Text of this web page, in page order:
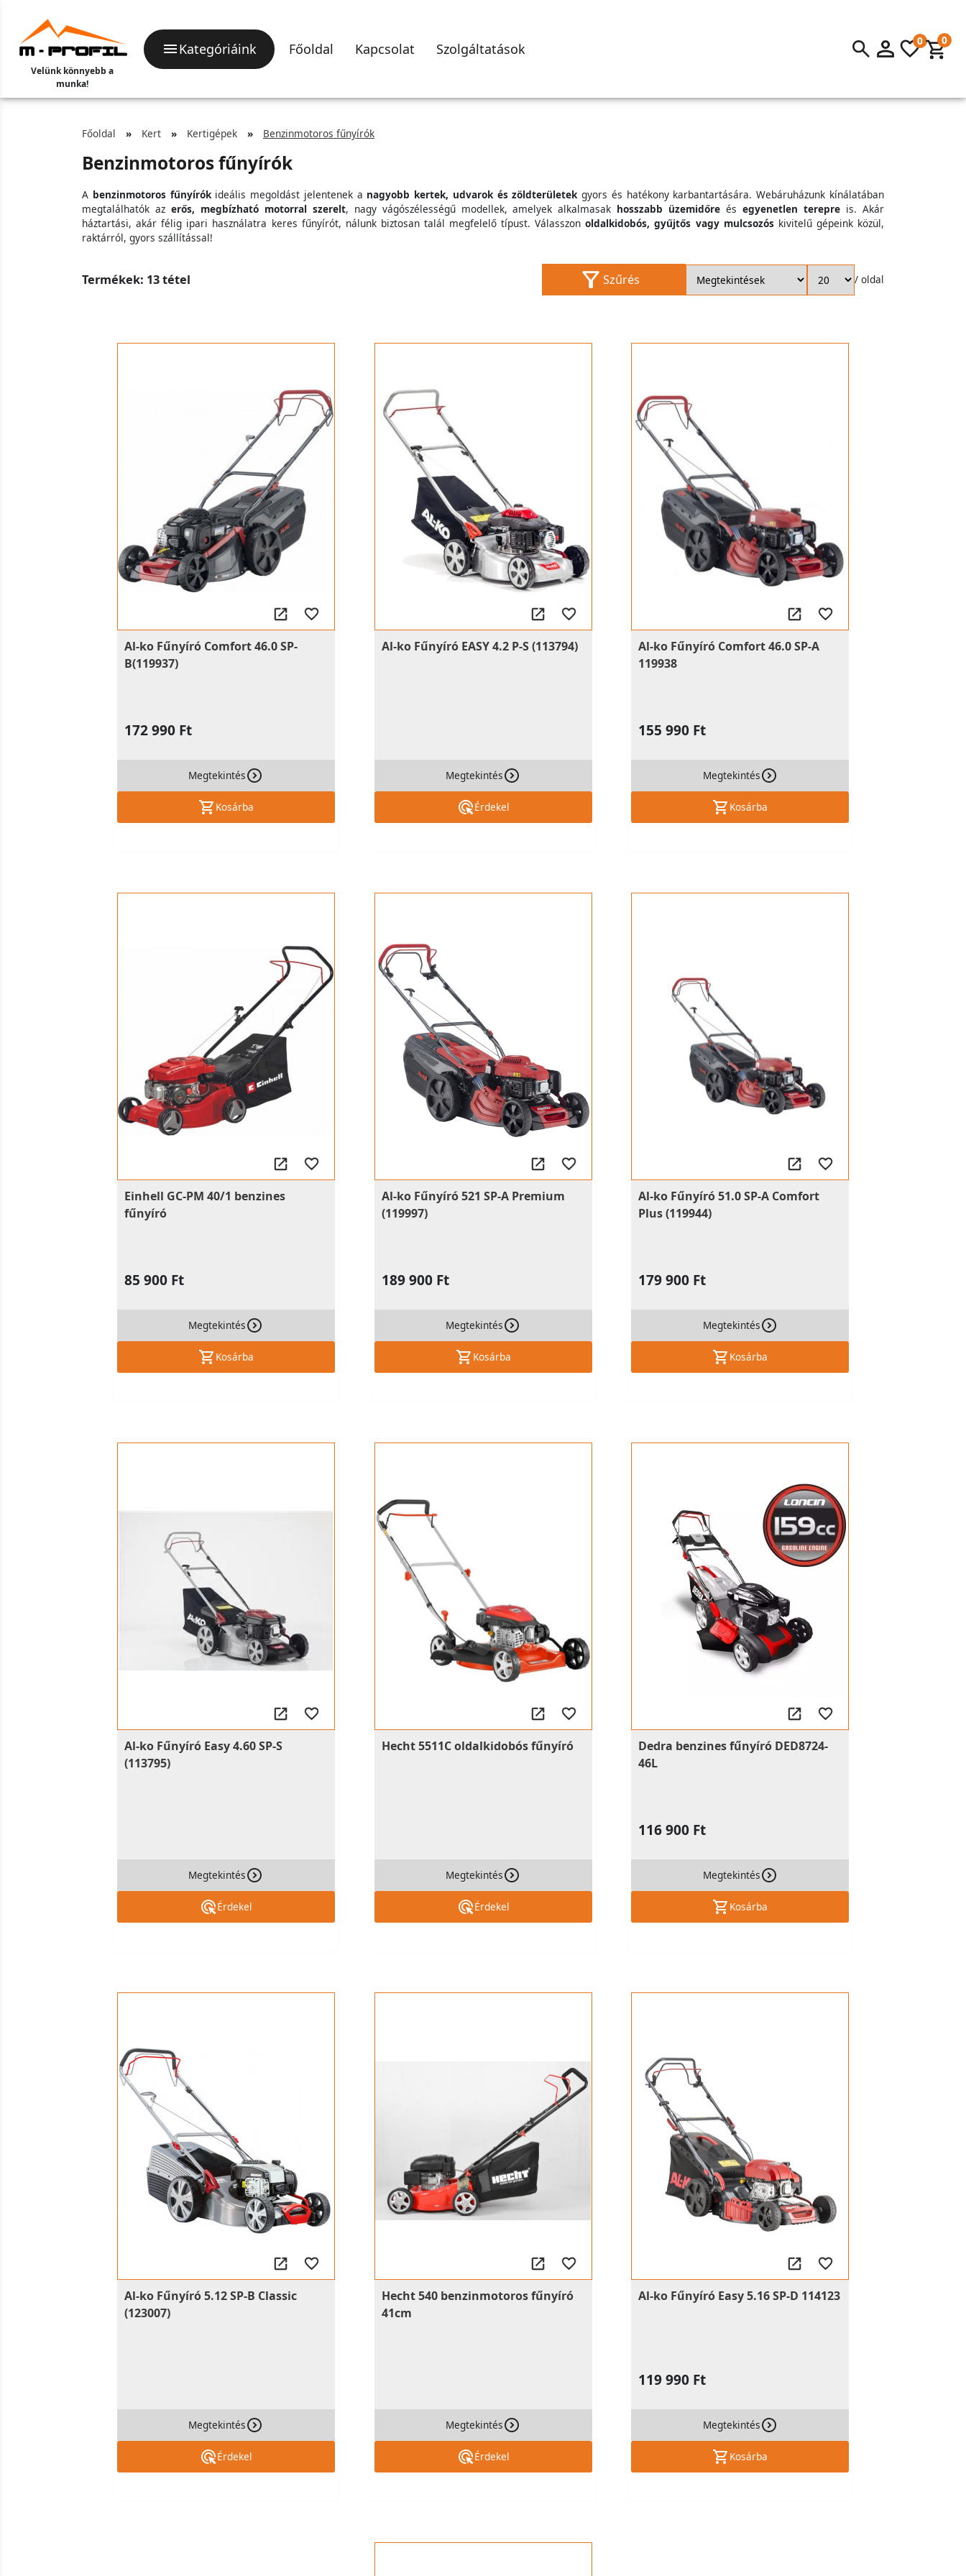
Velünk könnyebb a
munka!
Kategóriáink Főoldal Kapcsolat Szolgáltatások 0 0
Főoldal Kert Kertigépek Benzinmotoros fűnyírók
Benzinmotoros fűnyírók
A benzinmotoros fűnyírókideális megoldást jelentenek a nagyobb kertek, udvarok és zöldterületekgyors és hatékony karbantartására. Webáruházunk kínálatában
megtalálhatók az erős, megbízható motorral szerelt, nagy vágószélességű modellek, amelyek alkalmasak hosszabb üzemidőre ésegyenetlen terepre is. Akár
háztartási, akár félig ipari használatra keres fűnyírót, nálunk biztosan talál megfelelő típust. Válasszonoldalkidobós, gyűjtős vagy mulcsozóskivitelű gépeink közül,
raktárról, gyors szállítással!
Termékek: 13 tétel Szűrés / oldal
Al-ko Fűnyíró Comfort 46.0 SP-
B(119937)
172 990 Ft
Megtekintés
Kosárba
Al-ko Fűnyíró EASY 4.2 P-S (113794)
Megtekintés
Érdekel
Al-ko Fűnyíró Comfort 46.0 SP-A
119938
155 990 Ft
Megtekintés
Kosárba
Einhell GC-PM 40/1 benzines
fűnyíró
85 900 Ft
Megtekintés
Kosárba
Al-ko Fűnyíró 521 SP-A Premium
(119997)
189 900 Ft
Megtekintés
Kosárba
Al-ko Fűnyíró 51.0 SP-A Comfort
Plus (119944)
179 900 Ft
Megtekintés
Kosárba
Al-ko Fűnyíró Easy 4.60 SP-S
(113795)
Megtekintés
Érdekel
Hecht 5511C oldalkidobós fűnyíró
Megtekintés
Érdekel
Dedra benzines fűnyíró DED8724-
46L
116 900 Ft
Megtekintés
Kosárba
Al-ko Fűnyíró 5.12 SP-B Classic
(123007)
Megtekintés
Érdekel
Hecht 540 benzinmotoros fűnyíró
41cm
Megtekintés
Érdekel
Al-ko Fűnyíró Easy 5.16 SP-D 114123
119 990 Ft
Megtekintés
Kosárba